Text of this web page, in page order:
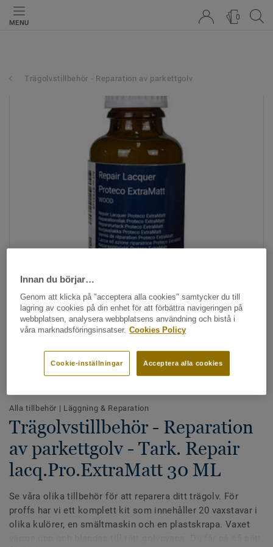
MENU
0
Trägolvstillbehör - Reparation av parkettgolv
Hela kollektionen - LRV och NCS (25)
Alla tillbehör | Läggning & Reparation
Trägolvstillbehör - Reparation
av parkettgolv - Tark. Repair
lacq.Pro.ExtraMatt 30 ML
Se våra olika tillbehör för att reparera ditt trägolv. För
proffs har vi ett komplett kit som innehåller 20 vaxstavar i
olika kulörer, en smältmaskin och en plastskrapa. Vaxet
Innan du börjar…
Genom att klicka på "acceptera alla cookies" samtycker du till
lagring av cookies på din enhet för att förbättra navigeringen på
webbplatsen, analysera webbplatsens användning och bistå i
våra marknadsföringsinsatser. Cookies Policy
Acceptera alla cookies
Cookie-inställningar